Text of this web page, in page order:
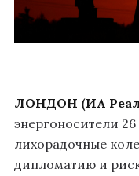
ЛОНДОН (ИА
энергоносители
лихорадочные
дипломатию и